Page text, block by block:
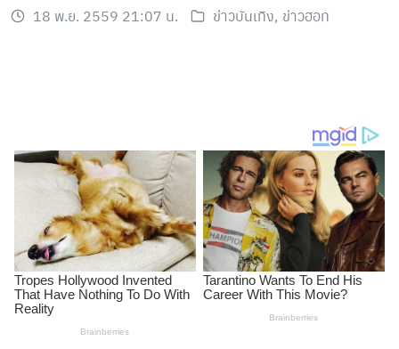
18 พ.ย. 2559 21:07 น. ข่าวบันเทิง, ข่าวฮอท